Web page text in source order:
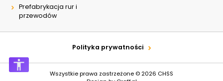
Prefabrykacja rur i
przewodów
Polityka prywatności
Wszystkie prawa zastrzeżone © 2026 CHSS